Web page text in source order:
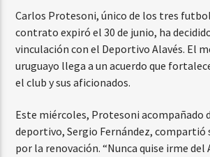
Carlos Protesoni, único de los tres
contrato expiró el 30 de junio, ha
vinculación con el Deportivo Alavés. El
uruguayo llega a un acuerdo que
el club y sus aficionados.
Este miércoles, Protesoni acompañado
deportivo, Sergio Fernández, compartió
por la renovación. “Nunca quise irme del